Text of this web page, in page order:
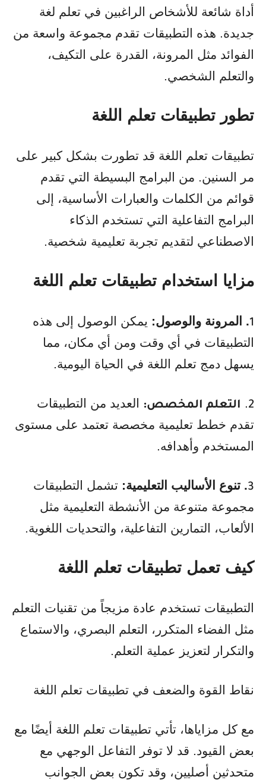
أداة شائعة للأشخاص الراغبين في تعلم لغة
جديدة. هذه التطبيقات تقدم مجموعة واسعة من
الفوائد مثل المرونة، القدرة على التكيف،
والتعلم الشخصي.
تطور تطبيقات تعلم اللغة
تطبيقات تعلم اللغة قد تطورت بشكل كبير على
مر السنين. من البرامج البسيطة التي تقدم
قوائم من الكلمات والعبارات الأساسية، إلى
البرامج التفاعلية التي تستخدم الذكاء
الاصطناعي لتقديم تجربة تعليمية شخصية.
مزايا استخدام تطبيقات تعلم اللغة
1. المرونة والوصول: يمكن الوصول إلى هذه
التطبيقات في أي وقت ومن أي مكان، مما
يسهل دمج تعلم اللغة في الحياة اليومية.
2
. التعلم المخصص:
العديد من التطبيقات
تقدم خطط تعليمية مخصصة تعتمد على مستوى
المستخدم وأهدافه.
3. تنوع الأساليب التعليمية: تشمل التطبيقات
مجموعة متنوعة من الأنشطة التعليمية مثل
الألعاب، التمارين التفاعلية، والتحديات اللغوية.
كيف تعمل تطبيقات تعلم اللغة
التطبيقات تستخدم عادة مزيجاً من تقنيات التعلم
مثل الفضاء المتكرر، التعلم البصري، والاستماع
والتكرار لتعزيز عملية التعلم.
نقاط القوة والضعف في تطبيقات تعلم اللغة
مع كل مزاياها، تأتي تطبيقات تعلم اللغة أيضًا مع
بعض القيود. قد لا توفر التفاعل الوجهي مع
متحدثين أصليين، وقد تكون بعض الجوانب